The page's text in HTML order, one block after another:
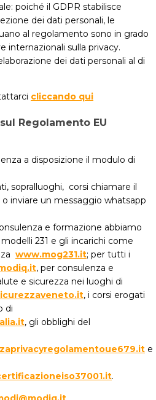
poiché il GDPR stabilisce
dei dati personali, le
al regolamento sono in grado
internazionali sulla privacy.
dei dati personali al di
cliccando qui
Regolamento EU
a disposizione il modulo di
sopralluoghi, corsi chiamare il
inviare un messaggio whatsapp
e formazione abbiamo
231 e gli incarichi come
www.mog231.it; per tutti i
, per consulenza e
e sicurezza nei luoghi di
, i corsi erogati
di
, gli obblighi del
e
.